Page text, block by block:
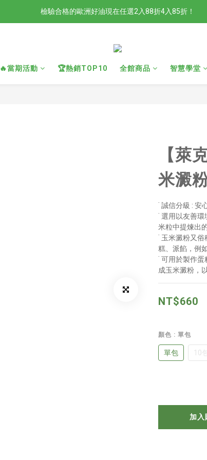
檢驗合格的歐洲好油現在任選2入88折4入85折！
檢驗合格的歐洲好油現在任選2入88折4入85折！
🔥當期活動 🏆熱銷TOP10 全館商品 智慧學堂
【萊
米澱
˙ 誠信分級 : 安
˙ 選用以友善
米粒中提煉出
˙ 玉米澱粉又
糕、派餡，例
˙ 可用於製作
成玉米澱粉，
NT$660
顏色 : 單包
單包 10
加入